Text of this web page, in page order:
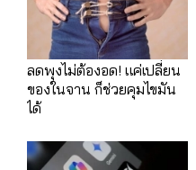
ลดพุงไม่ต้องอด! แค่เปลี่ยน
ของในจาน ก็ช่วยคุมไขมัน
ได้